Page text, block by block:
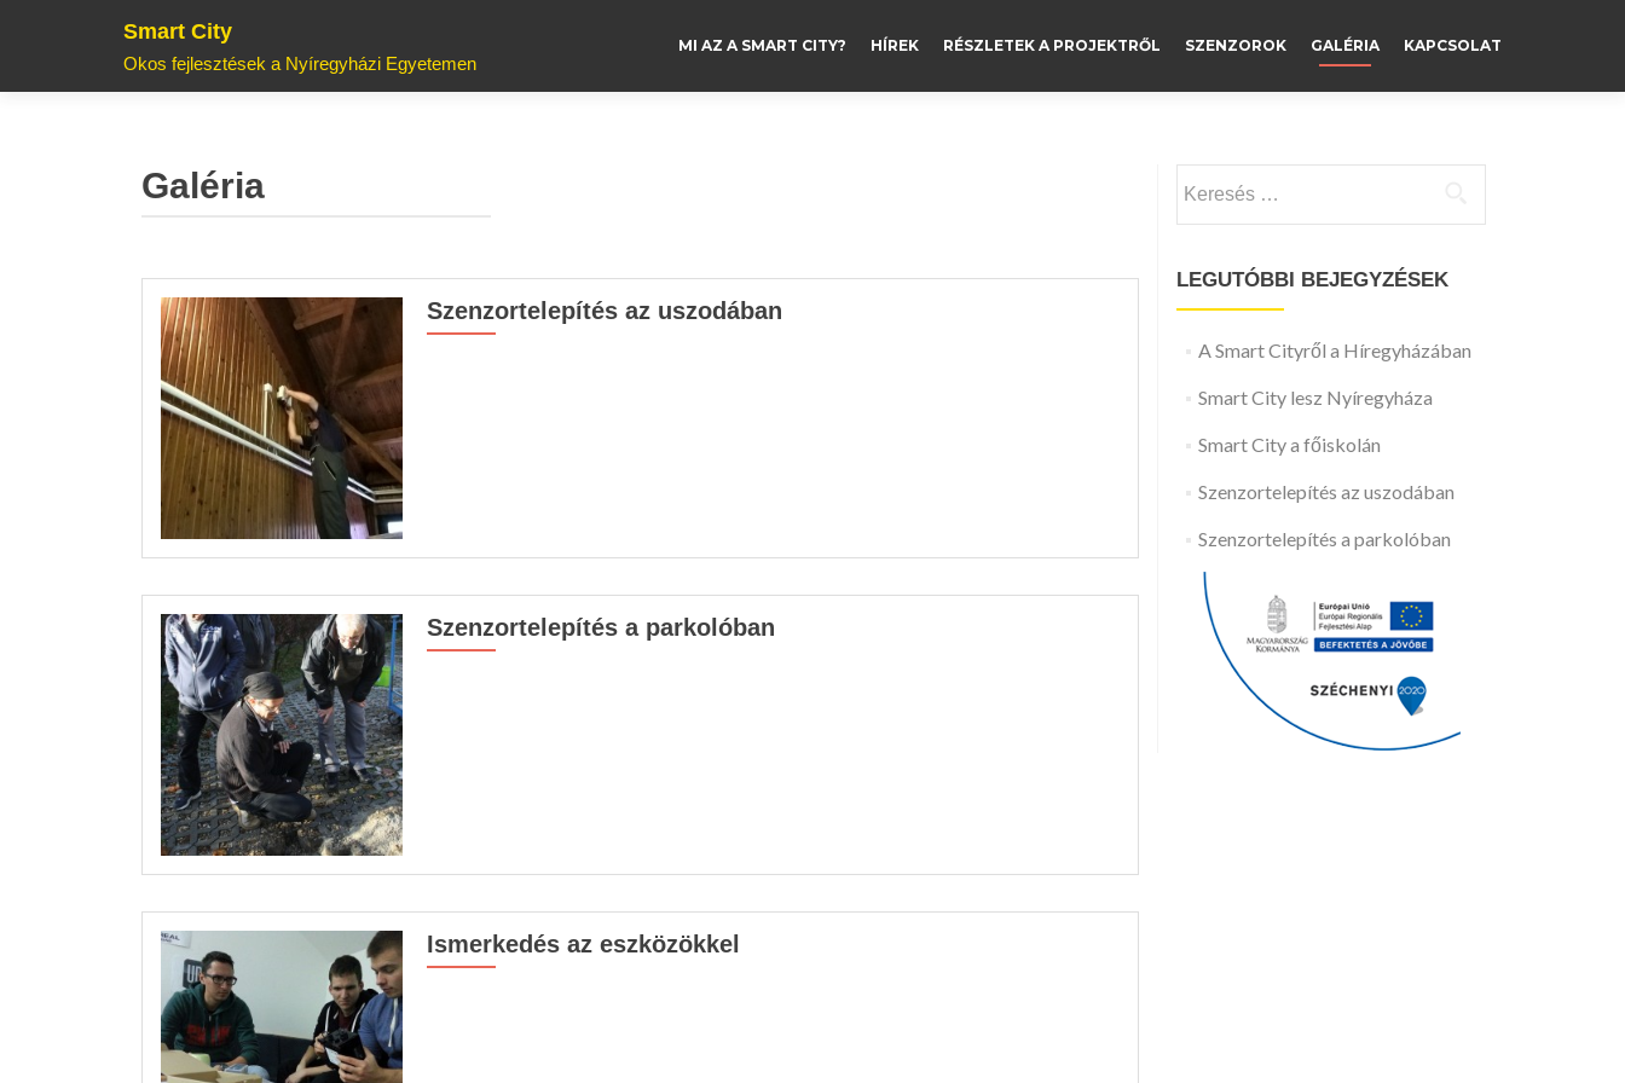
Smart City
Okos fejlesztések a Nyíregyházi Egyetemen
MI AZ A SMART CITY? HÍREK RÉSZLETEK A PROJEKTRŐL SZENZOROK GALÉRIA KAPCSOLAT
Galéria
Szenzortelepítés az uszodában
Szenzortelepítés a parkolóban
Ismerkedés az eszközökkel
LEGUTÓBBI BEJEGYZÉSEK
A Smart Cityről a Híregyházában
Smart City lesz Nyíregyháza
Smart City a főiskolán
Szenzortelepítés az uszodában
Szenzortelepítés a parkolóban